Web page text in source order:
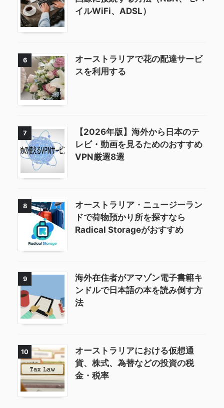
イルWiFi、ADSL）
6
オーストラリアで花の配達サービ
スを利用する
7
【2026年版】海外から日本のテ
レビ・動画を見るためのおすすめ
VPN厳選8選
8
オーストラリア・ニュージーラン
ドで荷物預かり所を探すなら
Radical Storageがおすすめ
9
海外在住者がアマゾン電子書籍キ
ンドルで日本語の本を読み倒す方
法
10
オーストラリアにおける仮想通
貨、株式、為替などの投資の税
金・税率